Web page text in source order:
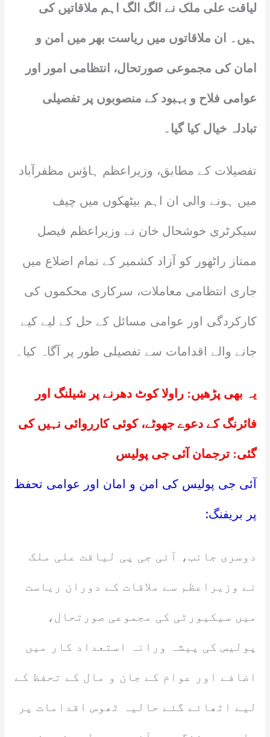
لیاقت علی ملک نے الگ الگ اہم ملاقاتیں کی
ہیں۔ ان ملاقاتوں میں ریاست بھر میں امن و
امان کی مجموعی صورتحال، انتظامی امور اور
عوامی فلاح و بہبود کے منصوبوں پر تفصیلی
تبادلہ خیال کیا گیا۔
تفصیلات کے مطابق، وزیراعظم ہاؤس مظفرآباد
میں ہونے والی ان اہم بیٹھکوں میں چیف
سیکرٹری خوشحال خان نے وزیراعظم فیصل
ممتاز راٹھور کو آزاد کشمیر کے تمام اضلاع میں
جاری انتظامی معاملات، سرکاری محکموں کی
کارکردگی اور عوامی مسائل کے حل کے لیے کیے
جانے والے اقدامات سے تفصیلی طور پر آگاہ کیا۔
یہ بھی پڑھیں: راولا کوٹ دھرنے پر شیلنگ اور
فائرنگ کے دعوے جھوٹے، کوئی کارروائی نہیں کی
گئی: ترجمان آئی جی پولیس
آئی جی پولیس کی امن و امان اور عوامی تحفظ
پر بریفنگ:
دوسری جانب، آئی جی پی لیاقت علی ملک
نے وزیراعظم سے ملاقات کے دوران ریاست
میں سیکیورٹی کی مجموعی صورتحال،
پولیس کی پیشہ ورانہ استعداد کار میں
اضافے اور عوام کے جان و مال کے تحفظ کے
لیے اٹھائے گئے حالیہ ٹھوس اقدامات پر